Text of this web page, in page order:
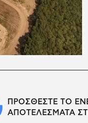
ΠΡΟΣΘΕΣΤΕ ΤΟ
ΑΠΟΤΕΛΕΣΜΑΤΑ